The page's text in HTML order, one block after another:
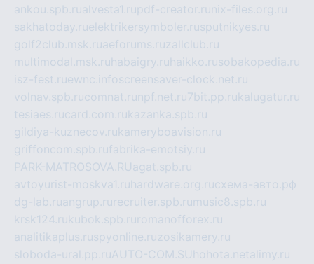
ankou.spb.rualvesta1.rupdf-creator.ru nix-files.org.ru
sakhatoday.ruelektrikersymboler.rusputnikyes.ru
golf2club.msk.ruaeforums.ruzallclub.ru
multimodal.msk.ru habaigry.ru haikko.rusobakopedia.ru
isz-fest.ruewnc.infoscreensaver-clock.net.ru
volnav.spb.rucomnat.ru npf.net.ru7bit.pp.rukalugatur.ru
tesiaes.rucard.com.rukazanka.spb.ru
gildiya-kuznecov.rukameryboavision.ru
griffoncom.spb.rufabrika-emotsiy.ru
PARK-MATROSOVA.RUagat.spb.ru
avtoyurist-moskva1.ru hardware.org.ruсхема-авто.рф
dg-lab.ruangrup.ru recruiter.spb.ru music8.spb.ru
krsk124.rukubok.spb.ru romanofforex.ru
analitikaplus.ruspyonline.ruzosikamery.ru
sloboda-ural.pp.ruAUTO-COM.SU hohota.netalimy.ru